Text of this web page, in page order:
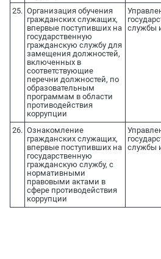
25. Организация обучения
гражданских служащих,
впервые поступивших на
государственную
гражданскую службу для
замещения должностей,
включенных в
соответствующие
перечни должностей, по
образовательным
программам в области
противодействия
коррупции
службы
26. Ознакомление
гражданских служащих,
впервые поступивших на
государственную
гражданскую службу, с
нормативными
правовыми актами в
сфере противодействия
коррупции
службы